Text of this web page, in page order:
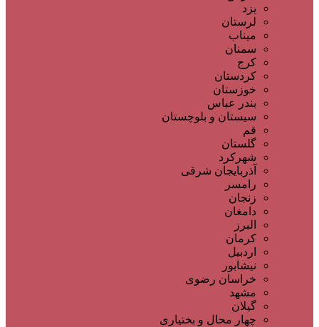
یزد
لرستان
میناب
سمنان
کرج
کردستان
خوزستان
بندر عباس
سیستان و بلوچستان
قم
گلستان
شهرکرد
آذربایجان شرقی
رامسر
زنجان
دامغان
البرز
کرمان
اردبیل
نیشابور
خراسان رضوی
مشهد
گیلان
چهار محال و بختیاری